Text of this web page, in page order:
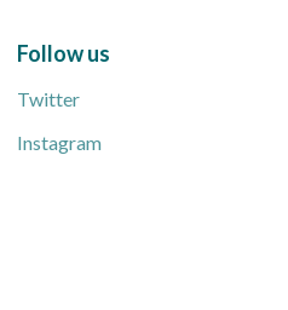
Follow us
Twitter
Instagram